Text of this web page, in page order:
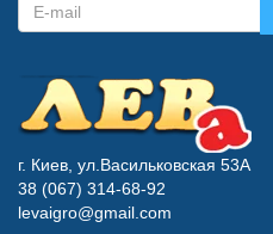
г. Киев, ул.Васильковская 53А
38 (067) 314-68-92
levaigro@gmail.com